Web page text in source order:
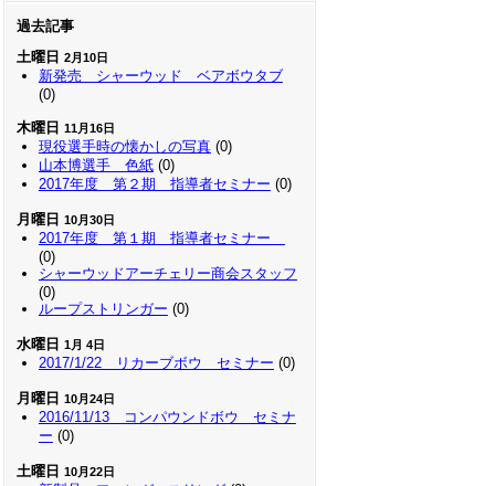
過去記事
土曜日 2月10日
新発売 シャーウッド ベアボウタブ
(0)
木曜日 11月16日
現役選手時の懐かしの写真(0)
山本博選手 色紙(0)
2017年度 第２期 指導者セミナー (0)
月曜日 10月30日
2017年度 第１期 指導者セミナー
(0)
シャーウッドアーチェリー商会スタッフ
(0)
ループストリンガー (0)
水曜日 1月 4日
2017/1/22 リカーブボウ セミナー (0)
月曜日 10月24日
2016/11/13 コンパウンドボウ セミナ
ー (0)
土曜日 10月22日